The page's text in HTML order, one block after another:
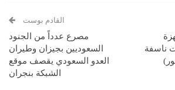
8 عبوات ناسفة
القادم بوست
مصرع عدداً من الجنود
السعوديين بجيزان وطيران
العدو السعودي يقصف موقع
الشبكة بنجران